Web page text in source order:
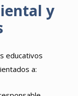
y
educativos
a: